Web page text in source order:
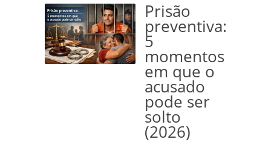
Prisão
preventiva:
5
momentos
em que o
acusado
pode ser
solto
(2026)